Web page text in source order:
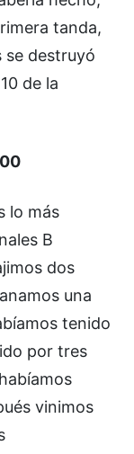
tanda,
se destruyó
de la
lo más
B
dos
una
tenido
por tres
vinimos